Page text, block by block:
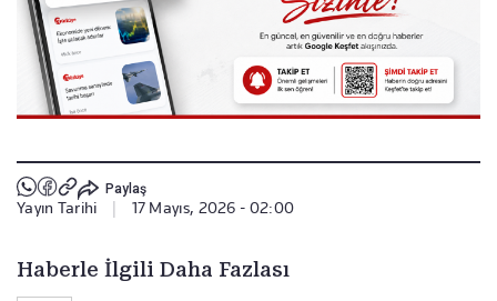
Paylaş
Yayın Tarihi 17 Mayıs, 2026 - 02:00
Haberle İlgili Daha Fazlası